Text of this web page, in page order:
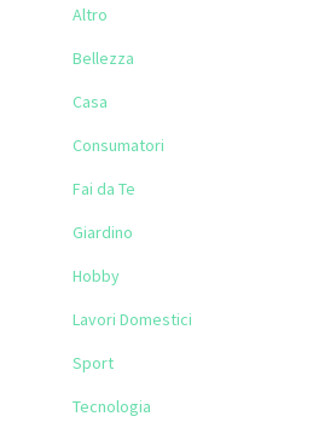
Altro
Bellezza
Casa
Consumatori
Fai da Te
Giardino
Hobby
Lavori Domestici
Sport
Tecnologia